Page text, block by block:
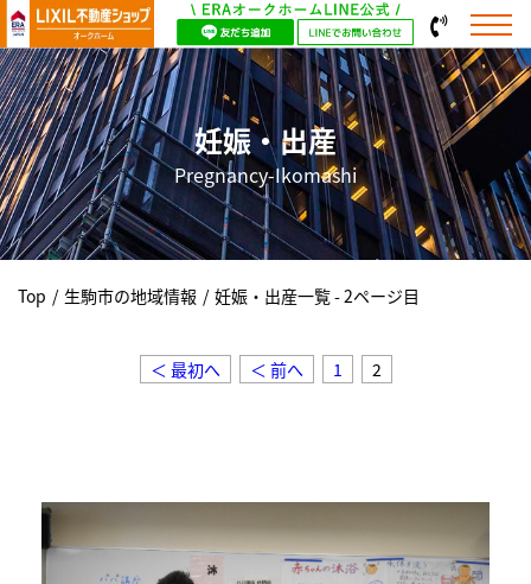
妊娠・出産
Pregnancy-Ikomashi
Top / 生駒市の地域情報 / 妊娠・出産一覧 - 2ページ目
＜ 最初へ ＜ 前へ 1 2